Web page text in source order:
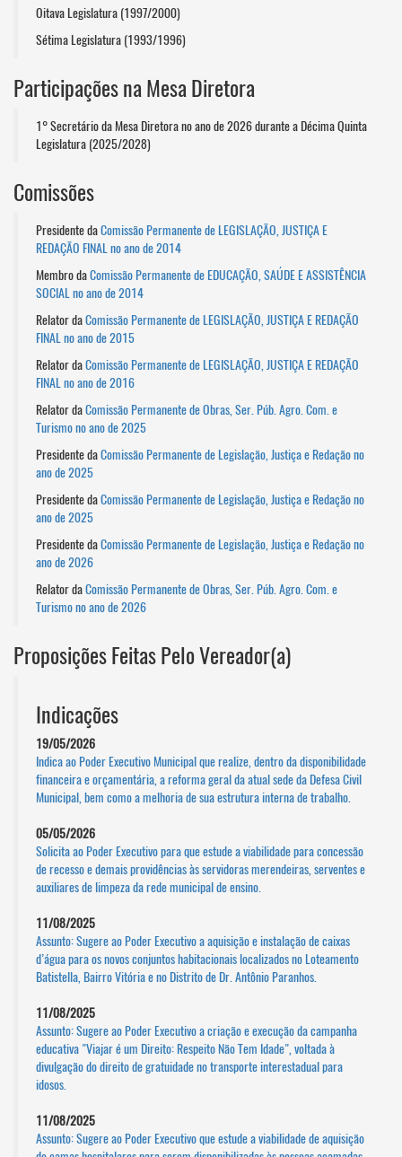
Oitava Legislatura (1997/2000)
Sétima Legislatura (1993/1996)
Participações na Mesa Diretora
1° Secretário da Mesa Diretora no ano de 2026 durante a Décima Quinta
Legislatura (2025/2028)
Comissões
Presidente daComissão Permanente de LEGISLAÇÃO, JUSTIÇA E
REDAÇÃO FINAL no ano de 2014
Membro daComissão Permanente de EDUCAÇÃO, SAÚDE E ASSISTÊNCIA
SOCIAL no ano de 2014
Relator daComissão Permanente de LEGISLAÇÃO, JUSTIÇA E REDAÇÃO
FINAL no ano de 2015
Relator daComissão Permanente de LEGISLAÇÃO, JUSTIÇA E REDAÇÃO
FINAL no ano de 2016
Relator daComissão Permanente de Obras, Ser. Púb. Agro. Com. e
Turismo no ano de 2025
Presidente daComissão Permanente de Legislação, Justiça e Redação no
ano de 2025
Presidente daComissão Permanente de Legislação, Justiça e Redação no
ano de 2025
Presidente daComissão Permanente de Legislação, Justiça e Redação no
ano de 2026
Relator daComissão Permanente de Obras, Ser. Púb. Agro. Com. e
Turismo no ano de 2026
Proposições Feitas Pelo Vereador(a)
Indicações
19/05/2026
Indica ao Poder Executivo Municipal que realize, dentro da disponibilidade
financeira e orçamentária, a reforma geral da atual sede da Defesa Civil
Municipal, bem como a melhoria de sua estrutura interna de trabalho.
05/05/2026
Solicita ao Poder Executivo para que estude a viabilidade para concessão
de recesso e demais providências às servidoras merendeiras, serventes e
auxiliares de limpeza da rede municipal de ensino.
11/08/2025
Assunto: Sugere ao Poder Executivo a aquisição e instalação de caixas
d’água para os novos conjuntos habitacionais localizados no Loteamento
Batistella, Bairro Vitória e no Distrito de Dr. Antônio Paranhos.
11/08/2025
Assunto: Sugere ao Poder Executivo a criação e execução da campanha
educativa "Viajar é um Direito: Respeito Não Tem Idade", voltada à
divulgação do direito de gratuidade no transporte interestadual para
idosos.
11/08/2025
Assunto: Sugere ao Poder Executivo que estude a viabilidade de aquisição